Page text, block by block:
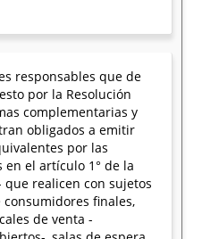
responsables que de
por la Resolución
complementarias y
obligados a emitir
por las
en el artículo 1° de la
realicen con sujetos
finales,
de venta -